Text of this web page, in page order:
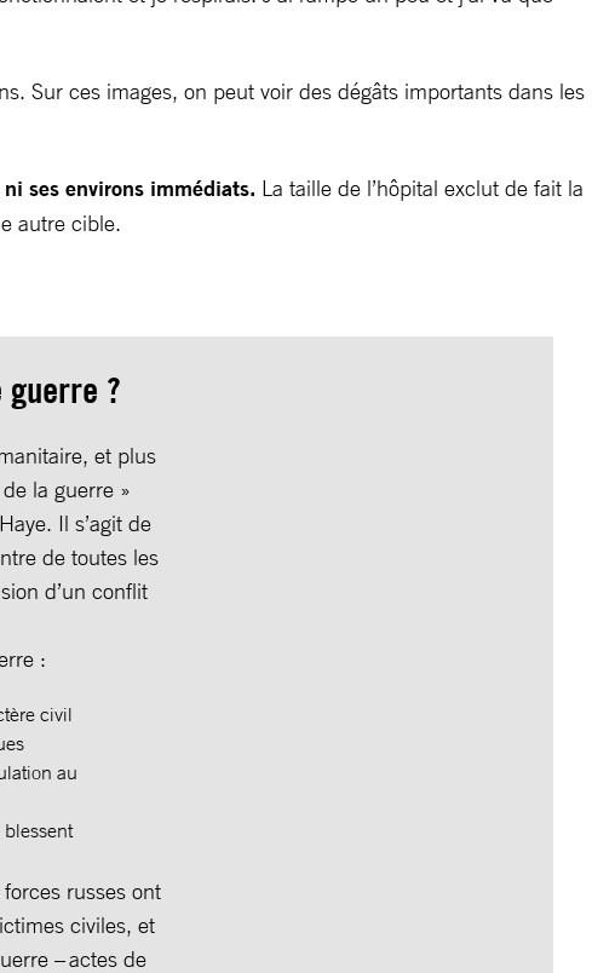
Sur ces images, on peut voir des dégâts importants dans les
ses environs immédiats. La taille de l’hôpital exclut de fait la
autre cible.
?
et plus
la guerre »
Il s’agit de
de toutes les
d’un conflit
:
civil
au
russes ont
civiles, et
– actes de